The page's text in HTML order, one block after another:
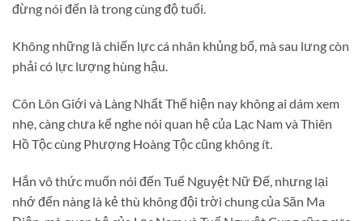
đừng nói đến là trong cùng độ tuổi.
Không những là chiến lực cá nhân khủng bố, mà sau lưng còn
phải có lực lượng hùng hậu.
Côn Lôn Giới và Làng Nhất Thế hiện nay không ai dám xem
nhẹ, càng chưa kể nghe nói quan hệ của Lạc Nam và Thiên
Hồ Tộc cùng Phượng Hoàng Tộc cũng không ít.
Hắn vô thức muốn nói đến Tuế Nguyệt Nữ Đế, nhưng lại
nhớ đến nàng là kẻ thù không đội trời chung của Săn Ma